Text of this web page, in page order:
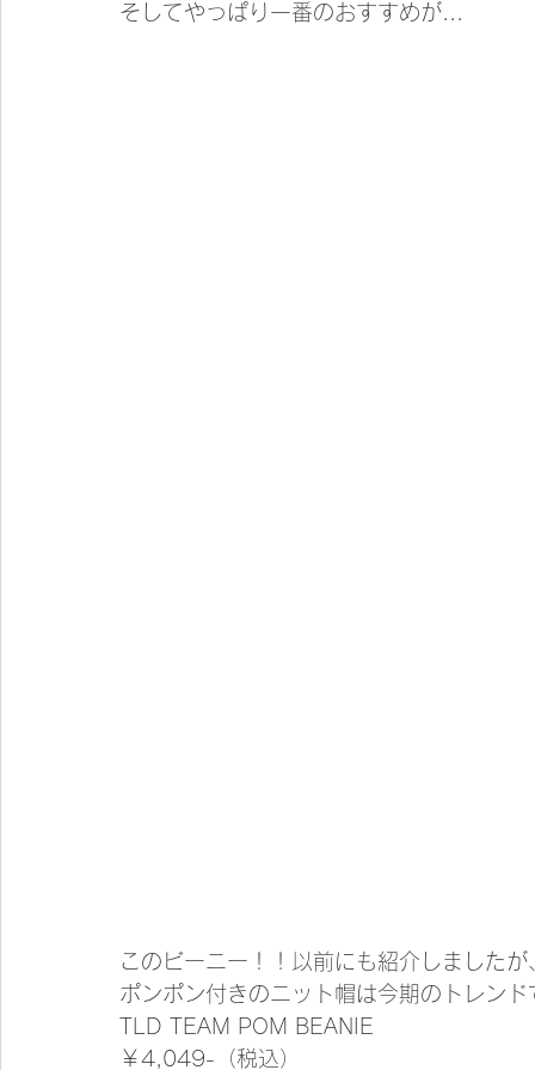
そしてやっぱり一番のおすすめが...
このビーニー！！以前にも紹介しました
ポンポン付きのニット帽は今期のトレン
TLD TEAM POM BEANIE
￥4,049-（税込）